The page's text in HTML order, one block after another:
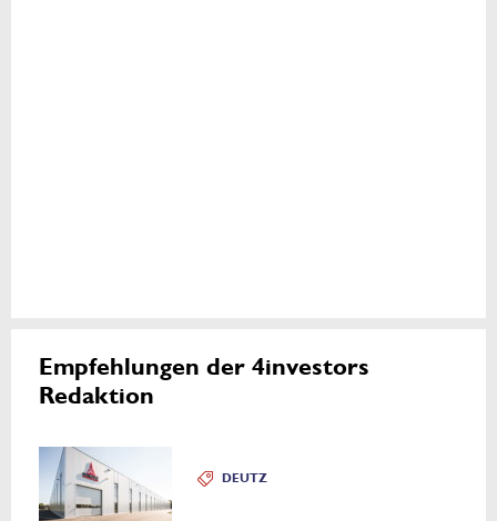
Empfehlungen der 4investors
Redaktion
DEUTZ